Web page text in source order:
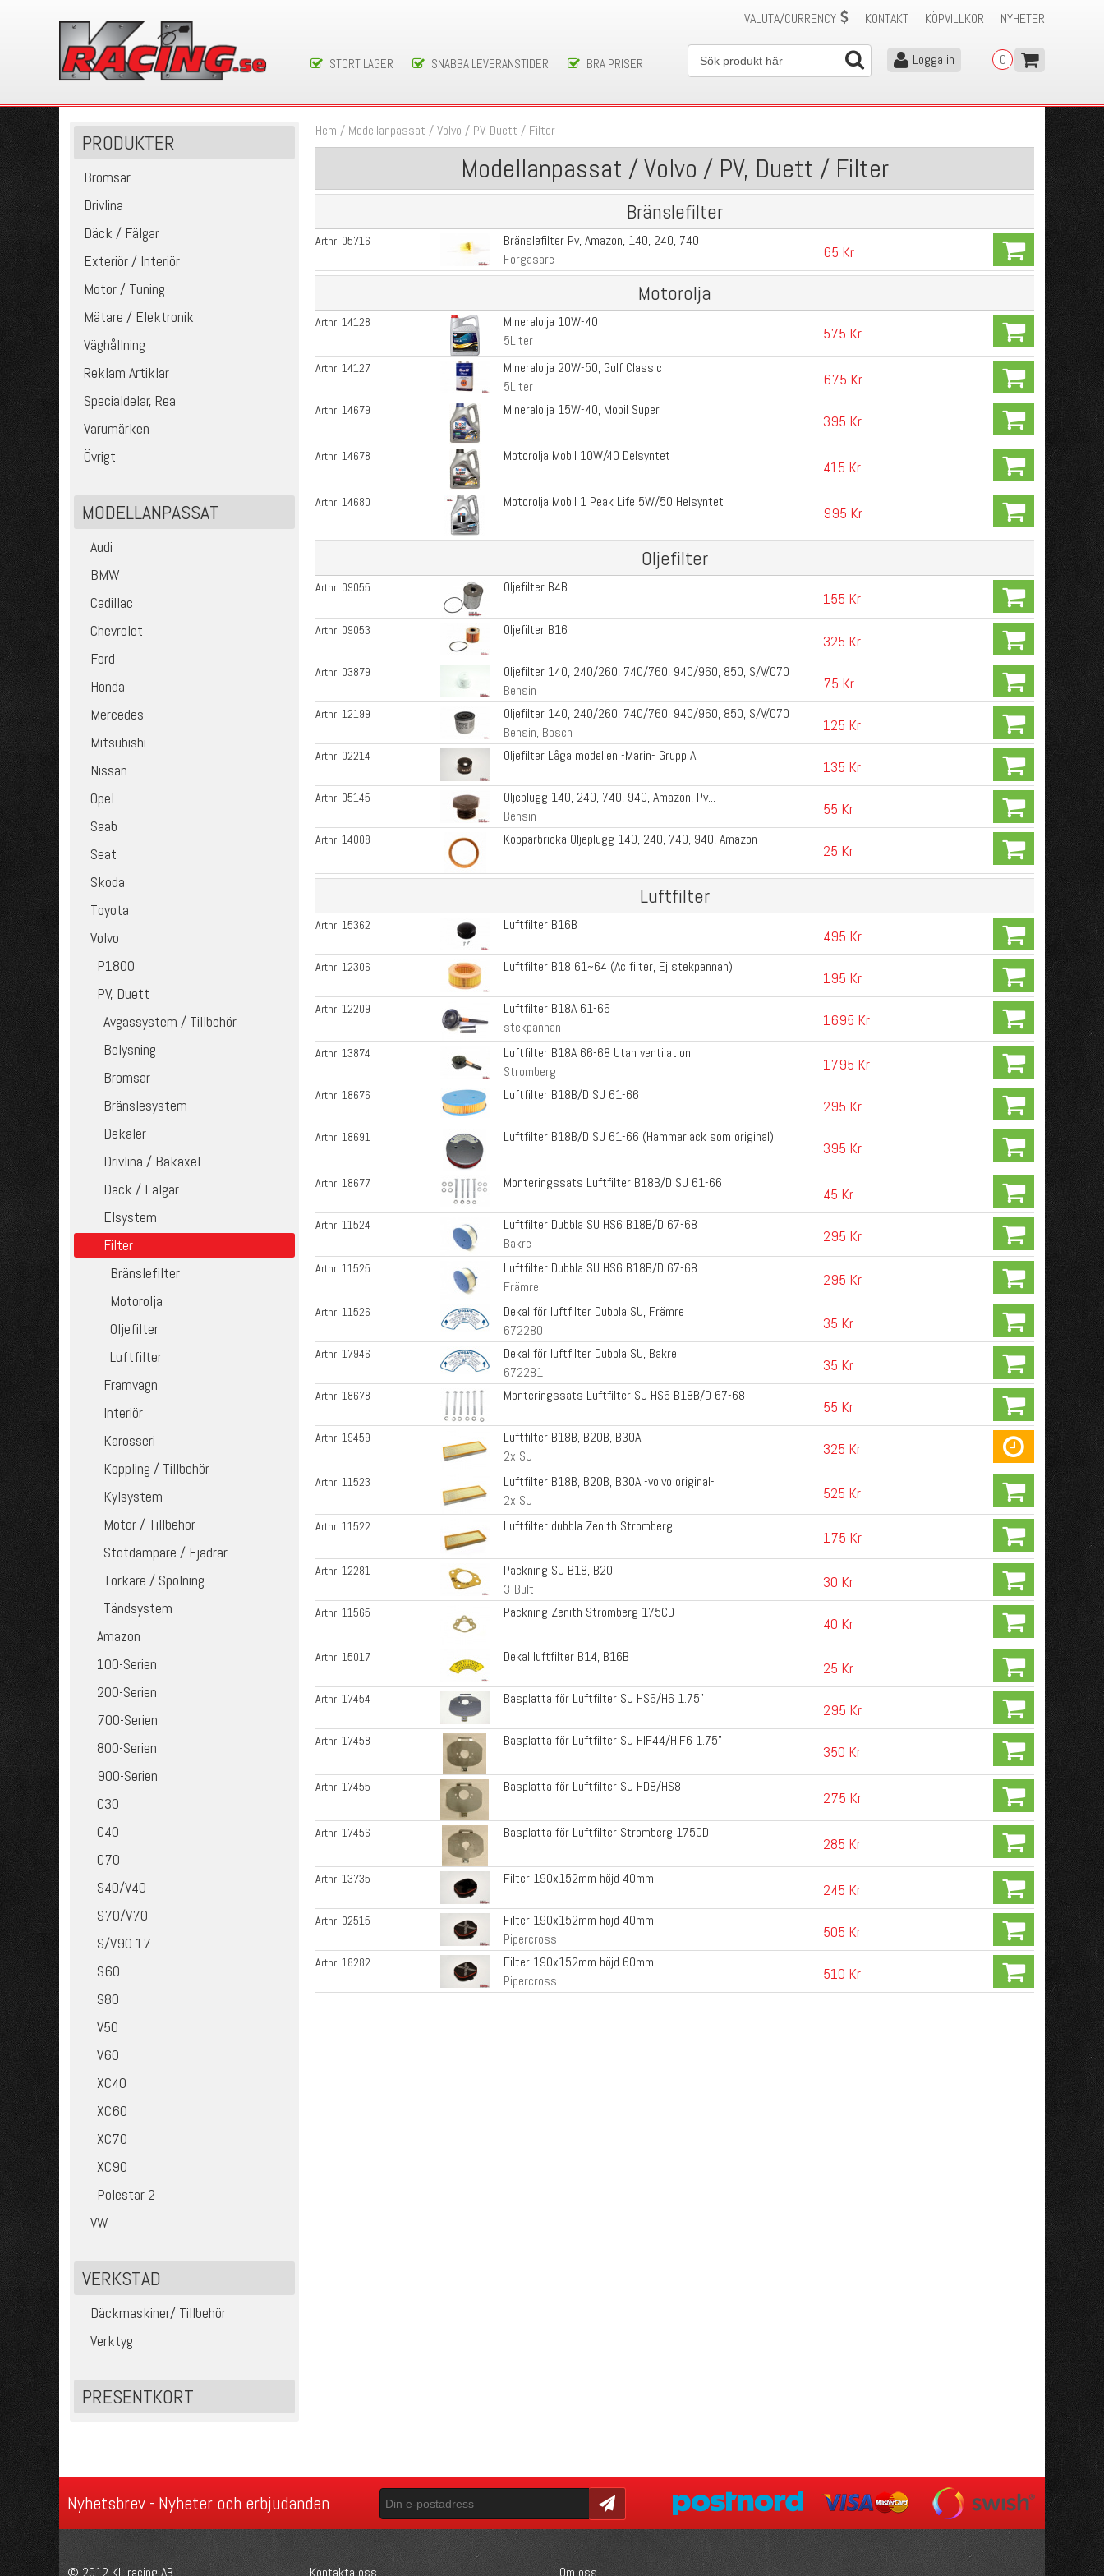
NYHETER
KÖPVILLKOR
KONTAKT
VALUTA/CURRENCY
STORT LAGER SNABBA LEVERANSTIDER BRA PRISER 0
Logga in
PRODUKTER
Bromsar
Drivlina
Däck / Fälgar
Exteriör / Interiör
Motor / Tuning
Mätare / Elektronik
Väghållning
Reklam Artiklar
Specialdelar, Rea
Varumärken
Övrigt
MODELLANPASSAT
Audi
BMW
Cadillac
Chevrolet
Ford
Honda
Mercedes
Mitsubishi
Nissan
Opel
Saab
Seat
Skoda
Toyota
Volvo
P1800
PV, Duett
Avgassystem / Tillbehör
Belysning
Bromsar
Bränslesystem
Dekaler
Drivlina / Bakaxel
Däck / Fälgar
Elsystem
Filter
Bränslefilter
Motorolja
Oljefilter
Luftfilter
Framvagn
Interiör
Karosseri
Koppling / Tillbehör
Kylsystem
Motor / Tillbehör
Stötdämpare / Fjädrar
Torkare / Spolning
Tändsystem
Amazon
100-Serien
200-Serien
700-Serien
800-Serien
900-Serien
C30
C40
C70
S40/V40
S70/V70
S/V90 17-
S60
S80
V50
V60
XC40
XC60
XC70
XC90
Polestar 2
VW
VERKSTAD
Däckmaskiner/ Tillbehör
Verktyg
PRESENTKORT
Hem / Modellanpassat /Volvo / PV, Duett / Filter
Modellanpassat / Volvo / PV, Duett / Filter
Bränslefilter
Artnr: 05716
Bränslefilter Pv, Amazon, 140, 240, 740
Förgasare
65 Kr
Motorolja
Artnr:14128
Mineralolja 10W-40
5Liter
575 Kr
Artnr:14127
Mineralolja 20W-50, Gulf Classic
5Liter
675 Kr
Artnr:14679 Mineralolja 15W-40, Mobil Super
395 Kr
Artnr:14678 Motorolja Mobil 10W/40 Delsyntet
415 Kr
Artnr:14680 Motorolja Mobil 1 Peak Life 5W/50 Helsyntet
995 Kr
Oljefilter
Artnr: 09055 Oljefilter B4B
155 Kr
Artnr: 09053 Oljefilter B16
325 Kr
Artnr: 03879
Oljefilter 140, 240/260, 740/760, 940/960, 850, S/V/C70
Bensin
75 Kr
Artnr:12199
Oljefilter 140, 240/260, 740/760, 940/960, 850, S/V/C70
Bensin, Bosch
125 Kr
Artnr: 02214 Oljefilter Låga modellen -Marin- Grupp A
135 Kr
Artnr: 05145
Oljeplugg 140, 240, 740, 940, Amazon, Pv...
Bensin
55 Kr
Artnr:14008 Kopparbricka Oljeplugg 140, 240, 740, 940, Amazon
25 Kr
Luftfilter
Artnr:15362 Luftfilter B16B
495 Kr
Artnr:12306 Luftfilter B18 61~64 (Ac filter, Ej stekpannan)
195 Kr
Artnr:12209
Luftfilter B18A 61-66
stekpannan
1695 Kr
Artnr:13874
Luftfilter B18A 66-68 Utan ventilation
Stromberg
1795 Kr
Artnr:18676 Luftfilter B18B/D SU 61-66
295 Kr
Artnr:18691 Luftfilter B18B/D SU 61-66 (Hammarlack som original)
395 Kr
Artnr:18677 Monteringssats Luftfilter B18B/D SU 61-66
45 Kr
Artnr:11524
Luftfilter Dubbla SU HS6 B18B/D 67-68
Bakre
295 Kr
Artnr:11525
Luftfilter Dubbla SU HS6 B18B/D 67-68
Främre
295 Kr
Artnr:11526
Dekal för luftfilter Dubbla SU, Främre
672280
35 Kr
Artnr:17946
Dekal för luftfilter Dubbla SU, Bakre
672281
35 Kr
Artnr:18678 Monteringssats Luftfilter SU HS6 B18B/D 67-68
55 Kr
Artnr:19459
Luftfilter B18B, B20B, B30A
2x SU
325 Kr
Artnr:11523
Luftfilter B18B, B20B, B30A -volvo original-
2x SU
525 Kr
Artnr:11522 Luftfilter dubbla Zenith Stromberg
175 Kr
Artnr:12281
Packning SU B18, B20
3-Bult
30 Kr
Artnr:11565 Packning Zenith Stromberg 175CD
40 Kr
Artnr:15017 Dekal luftfilter B14, B16B
25 Kr
Artnr:17454 Basplatta för Luftfilter SU HS6/H6 1.75"
295 Kr
Artnr:17458 Basplatta för Luftfilter SU HIF44/HIF6 1.75"
350 Kr
Artnr:17455 Basplatta för Luftfilter SU HD8/HS8
275 Kr
Artnr:17456 Basplatta för Luftfilter Stromberg 175CD
285 Kr
Artnr:13735 Filter 190x152mm höjd 40mm
245 Kr
Artnr: 02515
Filter 190x152mm höjd 40mm
Pipercross
505 Kr
Artnr:18282
Filter 190x152mm höjd 60mm
Pipercross
510 Kr
Nyhetsbrev - Nyheter och erbjudanden Skicka
© 2012 KL racing AB. Kontakta oss Om oss